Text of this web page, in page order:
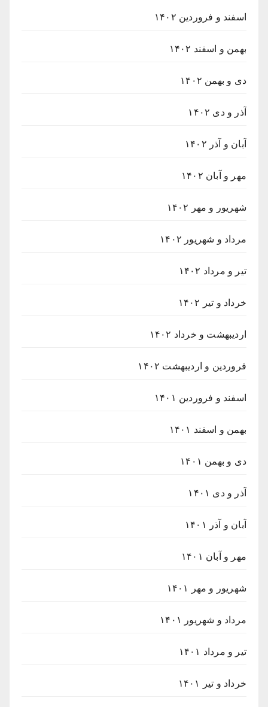
اسفند و فروردین ۱۴۰۲
بهمن و اسفند ۱۴۰۲
دی و بهمن ۱۴۰۲
آذر و دی ۱۴۰۲
آبان و آذر ۱۴۰۲
مهر و آبان ۱۴۰۲
شهریور و مهر ۱۴۰۲
مرداد و شهریور ۱۴۰۲
تیر و مرداد ۱۴۰۲
خرداد و تیر ۱۴۰۲
اردیبهشت و خرداد ۱۴۰۲
فروردین و اردیبهشت ۱۴۰۲
اسفند و فروردین ۱۴۰۱
بهمن و اسفند ۱۴۰۱
دی و بهمن ۱۴۰۱
آذر و دی ۱۴۰۱
آبان و آذر ۱۴۰۱
مهر و آبان ۱۴۰۱
شهریور و مهر ۱۴۰۱
مرداد و شهریور ۱۴۰۱
تیر و مرداد ۱۴۰۱
خرداد و تیر ۱۴۰۱